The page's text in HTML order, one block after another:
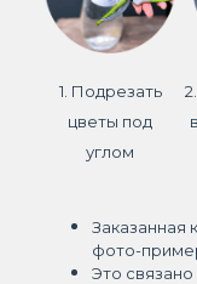
1. Подрезать
цветы под
углом
Заказанная
фото-
Это